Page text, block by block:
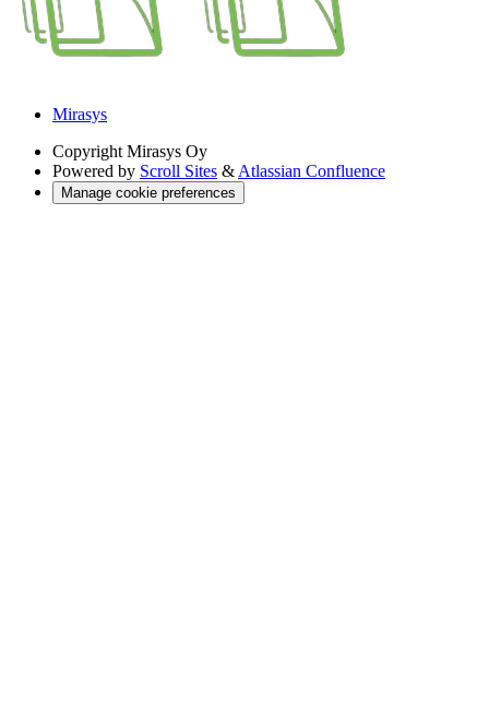
Mirasys
Copyright Mirasys Oy
Powered by Scroll Sites & Atlassian Confluence
Manage cookie preferences